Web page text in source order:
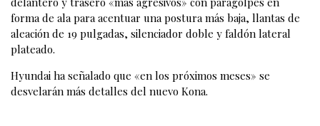
forma de ala para acentuar una postura más baja, llantas de
aleación de 19 pulgadas, silenciador doble y faldón lateral
plateado.
Hyundai ha señalado que «en los próximos meses» se
desvelarán más detalles del nuevo Kona.